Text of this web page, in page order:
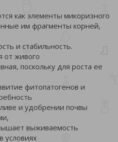
как элементы микоризного
им фрагменты корней,
и стабильность.
от живого
поскольку для роста ее
фитопатогенов и
и удобрении почвы
выживаемость
условиях